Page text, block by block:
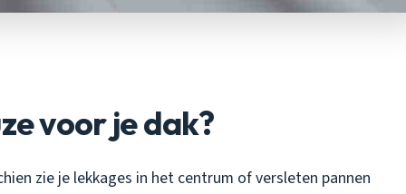
voor je dak?
zie je lekkages in het centrum of versleten pannen